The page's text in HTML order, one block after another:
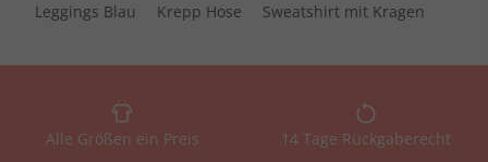
Leggings Blau
Krepp Hose Sweatshirt mit Kragen
Alle Größen ein Preis 14 Tage Rückgaberecht